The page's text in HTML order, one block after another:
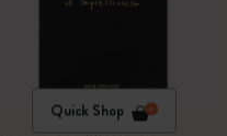
Quick Shop